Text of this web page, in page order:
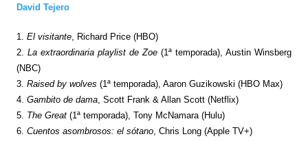
David Tejero
1. El visitante, Richard Price (HBO)
2. La extraordinaria playlist de Zoe (1ª temporada), Austin Winsberg
(NBC)
3. Raised by wolves (1ª temporada), Aaron Guzikowski (HBO Max)
4. Gambito de dama, Scott Frank & Allan Scott (Netflix)
5. The Great(1ª temporada), Tony McNamara (Hulu)
6. Cuentos asombrosos: el sótano, Chris Long (Apple TV+)